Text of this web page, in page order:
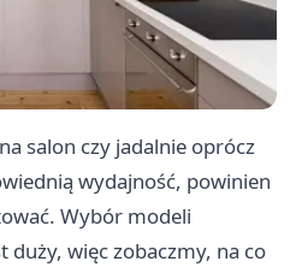
salon czy jadalnie oprócz
wydajność, powinien
Wybór modeli
duży, więc zobaczmy, na co